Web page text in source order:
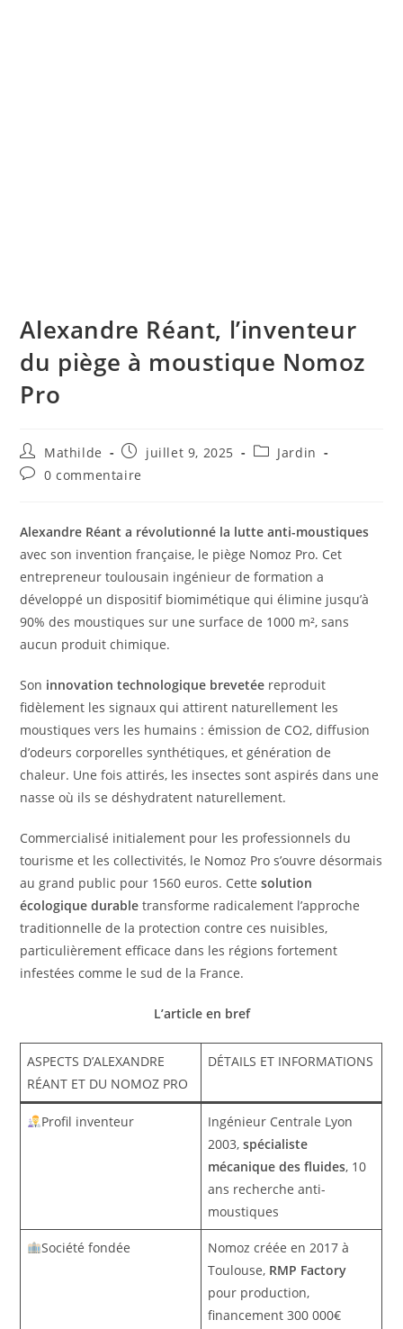
Alexandre Réant, l’inventeur
du piège à moustique Nomoz
Pro
Mathilde juillet 9, 2025
Jardin
0 commentaire
Alexandre Réant a révolutionné la lutte anti-moustiques
avec son invention française, le piège Nomoz Pro. Cet
entrepreneur toulousain ingénieur de formation a
développé un dispositif biomimétique qui élimine jusqu’à
90% des moustiques sur une surface de 1000 m², sans
aucun produit chimique.
Son innovation technologique brevetée reproduit
fidèlement les signaux qui attirent naturellement les
moustiques vers les humains : émission de CO2, diffusion
d’odeurs corporelles synthétiques, et génération de
chaleur. Une fois attirés, les insectes sont aspirés dans une
nasse où ils se déshydratent naturellement.
Commercialisé initialement pour les professionnels du
tourisme et les collectivités, le Nomoz Pro s’ouvre désormais
au grand public pour 1560 euros. Cettesolution
écologique durable transforme radicalement l’approche
traditionnelle de la protection contre ces nuisibles,
particulièrement efficace dans les régions fortement
infestées comme le sud de la France.
L’article en bref
ASPECTS D’ALEXANDRE
RÉANT ET DU NOMOZ PRO
DÉTAILS ET INFORMATIONS
Profil inventeur
Ingénieur Centrale Lyon
2003,spécialiste
mécanique des fluides, 10
ans recherche anti-
moustiques
Société fondée
Nomoz créée en 2017 à
Toulouse, RMP Factory
pour production,
financement 300 000€